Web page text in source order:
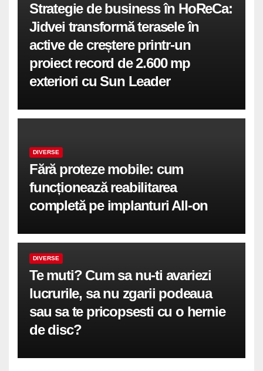
Strategie de business în HoReCa:
Jidvei transformă terasele în
active de creștere printr-un
proiect record de 2.600 mp
exteriori cu Sun Leader
DIVERSE
Fără proteze mobile: cum
funcționează reabilitarea
completă pe implanturi All-on
DIVERSE
Te muti? Cum sa nu-ti avariezi
lucrurile, sa nu zgarii podeaua
sau sa te pricopsesti cu o hernie
de disc?